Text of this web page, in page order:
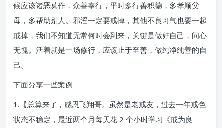
候应该诸恶莫作，众善奉行，平时多行善积德，多孝顺父
母，多帮助别人。邪淫一定要戒掉，其他不良习气也要一起
戒掉，我们不知道无常何时会到来，关键是做好自己，问心
无愧。活着就是一场修行，应该止于至善，做纯净纯善的自
己。
下面分享一些案例
1.【总算来了，感恩飞翔哥。虽然是老戒友，过去一年戒色
状态不稳定，最近两个月每天花 2 个小时学习《戒为良